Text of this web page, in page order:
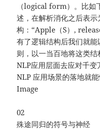
（logical form）。比如
述，在解析消化之后表
构：“Apple（S）,
有了逻辑结构后我们就
则，以一当百地将这类
NLP应用层面去应对千变
NLP 应用场景的落地就能
Image
02
殊途同归的符号与神经